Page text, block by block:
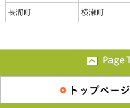
長瀞町 横瀬町